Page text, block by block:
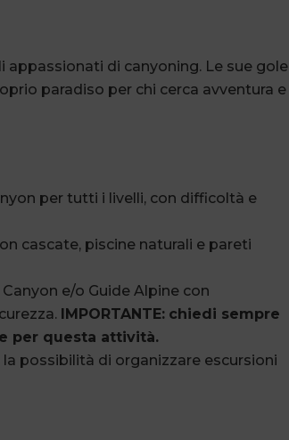
di canyoning. Le sue gole
paradiso per chi cerca avventura e
per tutti i livelli, con difficoltà e
cascate, piscine naturali e pareti
e/o Guide Alpine con
IMPORTANTE: chiedi sempre
per questa attività.
possibilità di organizzare escursioni